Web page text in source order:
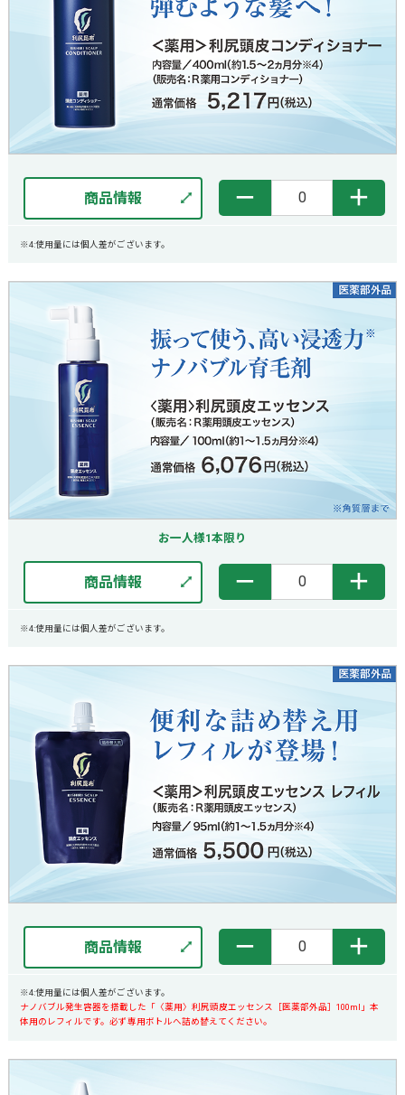
商品情報 － ＋
※4:使用量には個人差がございます。
お一人様1本限り
商品情報 － ＋
※4:使用量には個人差がございます。
商品情報 － ＋
※4:使用量には個人差がございます。
ナノバブル発生容器を搭載した 「〈薬用〉利尻頭皮エッセンス［医薬部外品］100ml」本
体用のレフィルです。必ず専用ボトルへ詰め替えてください。